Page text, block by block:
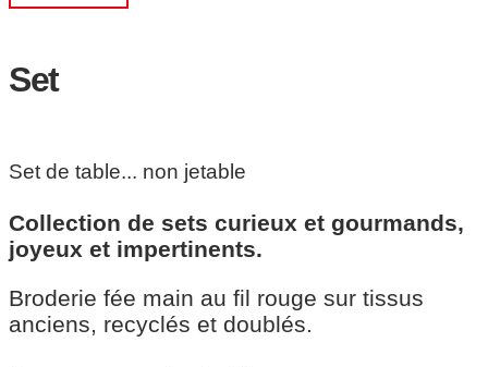
Set
Set de table... non jetable
Collection de sets curieux et gourmands,
joyeux et impertinents.
Broderie fée main au fil rouge sur tissus
anciens, recyclés et doublés.